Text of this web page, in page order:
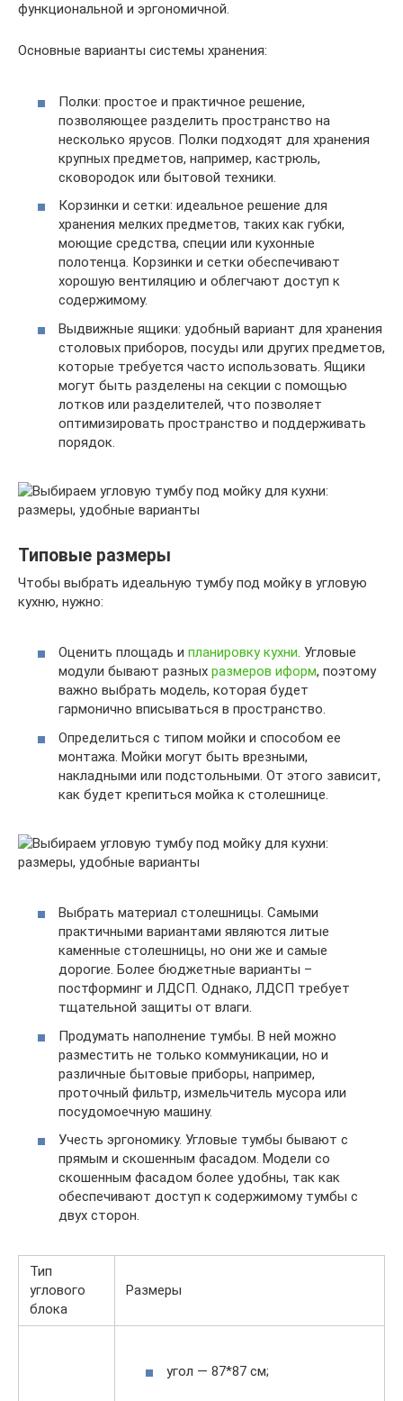
функциональной и эргономичной.
Основные варианты системы хранения:
Полки: простое и практичное решение,
позволяющее разделить пространство на
несколько ярусов. Полки подходят для хранения
крупных предметов, например, кастрюль,
сковородок или бытовой техники.
Корзинки и сетки: идеальное решение для
хранения мелких предметов, таких как губки,
моющие средства, специи или кухонные
полотенца. Корзинки и сетки обеспечивают
хорошую вентиляцию и облегчают доступ к
содержимому.
Выдвижные ящики: удобный вариант для хранения
столовых приборов, посуды или других предметов,
которые требуется часто использовать. Ящики
могут быть разделены на секции с помощью
лотков или разделителей, что позволяет
оптимизировать пространство и поддерживать
порядок.
Типовые размеры
Чтобы выбрать идеальную тумбу под мойку в угловую
кухню, нужно:
Оценить площадь и планировку кухни. Угловые
модули бывают разных размеров иформ, поэтому
важно выбрать модель, которая будет
гармонично вписываться в пространство.
Определиться с типом мойки и способом ее
монтажа. Мойки могут быть врезными,
накладными или подстольными. От этого зависит,
как будет крепиться мойка к столешнице.
Выбрать материал столешницы. Самыми
практичными вариантами являются литые
каменные столешницы, но они же и самые
дорогие. Более бюджетные варианты –
постформинг и ЛДСП. Однако, ЛДСП требует
тщательной защиты от влаги.
Продумать наполнение тумбы. В ней можно
разместить не только коммуникации, но и
различные бытовые приборы, например,
проточный фильтр, измельчитель мусора или
посудомоечную машину.
Учесть эргономику. Угловые тумбы бывают с
прямым и скошенным фасадом. Модели со
скошенным фасадом более удобны, так как
обеспечивают доступ к содержимому тумбы с
двух сторон.
Тип
углового
блока
Размеры
угол — 87*87 см;